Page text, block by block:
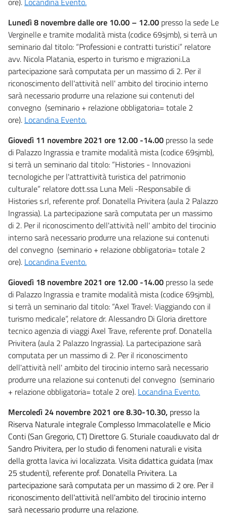
Lunedì 8 novembre dalle ore 10.00 – 12.00 presso la sede Le
Verginelle e tramite modalità mista (codice 69sjmb), si terrà un
seminario dal titolo: “Professioni e contratti turistici” relatore
avv. Nicola Platania, esperto in turismo e migrazioni.La
partecipazione sarà computata per un massimo di 2. Per il
riconoscimento dell'attività nell' ambito del tirocinio interno
sarà necessario produrre una relazione sui contenuti del
convegno (seminario + relazione obbligatoria= totale 2
ore). Locandina Evento.
Giovedì 11 novembre 2021 ore 12.00 -14.00 presso la sede
di Palazzo Ingrassia e tramite modalità mista (codice 69sjmb),
si terrà un seminario dal titolo: “Histories - Innovazioni
tecnologiche per l'attrattività turistica del patrimonio
culturale” relatore dott.ssa Luna Meli -Responsabile di
Histories s.rl, referente prof. Donatella Privitera (aula 2 Palazzo
Ingrassia). La partecipazione sarà computata per un massimo
di 2. Per il riconoscimento dell'attività nell' ambito del tirocinio
interno sarà necessario produrre una relazione sui contenuti
del convegno (seminario + relazione obbligatoria= totale 2
ore). Locandina Evento.
Giovedì 18 novembre 2021 ore 12.00 -14.00 presso la sede
di Palazzo Ingrassia e tramite modalità mista (codice 69sjmb),
si terrà un seminario dal titolo: “Axel Travel: Viaggiando con il
turismo medicale”, relatore dr. Alessandro Di Gloria direttore
tecnico agenzia di viaggi Axel Trave, referente prof. Donatella
Privitera (aula 2 Palazzo Ingrassia). La partecipazione sarà
computata per un massimo di 2. Per il riconoscimento
dell'attività nell' ambito del tirocinio interno sarà necessario
produrre una relazione sui contenuti del convegno (seminario
+ relazione obbligatoria= totale 2 ore). Locandina Evento.
Mercoledì 24 novembre 2021 ore 8.30-10.30, presso la
Riserva Naturale integrale Complesso Immacolatelle e Micio
Conti (San Gregorio, CT) Direttore G. Sturiale coaudiuvato dal dr
Sandro Privitera, per lo studio di fenomeni naturali e visita
della grotta lavica ivi localizzata. Visita didattica guidata (max
25 studenti), referente prof. Donatella Privitera. La
partecipazione sarà computata per un massimo di 2 ore. Per il
riconoscimento dell'attività nell'ambito del tirocinio interno
sarà necessario produrre una relazione.